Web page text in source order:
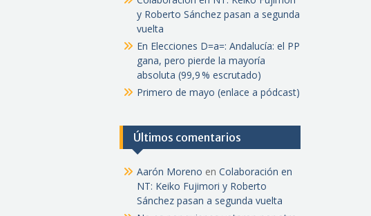
y Roberto Sánchez pasan a segunda
vuelta
En Elecciones D=a=: Andalucía: el PP
gana, pero pierde la mayoría
absoluta (99,9 % escrutado)
Primero de mayo (enlace a pódcast)
Últimos comentarios
Aarón Moreno en Colaboración en
NT: Keiko Fujimori y Roberto
Sánchez pasan a segunda vuelta